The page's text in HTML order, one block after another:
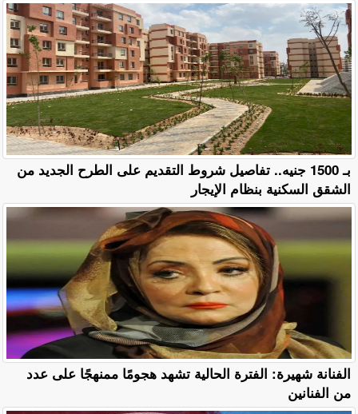
بـ 1500 جنيه.. تفاصيل شروط التقديم على الطرح الجديد من
الشقق السكنية بنظام الإيجار
الفنانة شهيرة: الفترة الحالية تشهد هجومًا ممنهجًا على عدد
من الفنانين